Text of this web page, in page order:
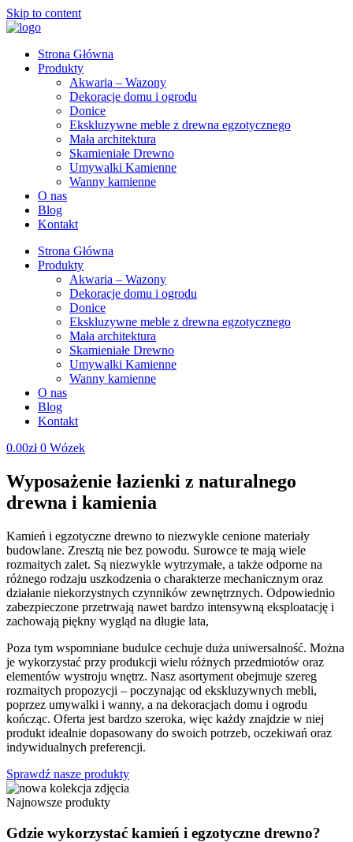
Skip to content
Strona Główna
Produkty
Akwaria – Wazony
Dekoracje domu i ogrodu
Donice
Ekskluzywne meble z drewna egzotycznego
Mała architektura
Skamieniałe Drewno
Umywalki Kamienne
Wanny kamienne
O nas
Blog
Kontakt
Strona Główna
Produkty
Akwaria – Wazony
Dekoracje domu i ogrodu
Donice
Ekskluzywne meble z drewna egzotycznego
Mała architektura
Skamieniałe Drewno
Umywalki Kamienne
Wanny kamienne
O nas
Blog
Kontakt
0.00zł 0 Wózek
Wyposażenie łazienki z naturalnego
drewna i kamienia
Kamień i egzotyczne drewno to niezwykle cenione materiały
budowlane. Zresztą nie bez powodu. Surowce te mają wiele
rozmaitych zalet. Są niezwykle wytrzymałe, a także odporne na
różnego rodzaju uszkodzenia o charakterze mechanicznym oraz
działanie niekorzystnych czynników zewnętrznych. Odpowiednio
zabezpieczone przetrwają nawet bardzo intensywną eksploatację i
zachowają piękny wygląd na długie lata,
Poza tym wspomniane budulce cechuje duża uniwersalność. Można
je wykorzystać przy produkcji wielu różnych przedmiotów oraz
elementów wystroju wnętrz. Nasz asortyment obejmuje szereg
rozmaitych propozycji – poczynając od ekskluzywnych mebli,
poprzez umywalki i wanny, a na dekoracjach domu i ogrodu
kończąc. Oferta jest bardzo szeroka, więc każdy znajdzie w niej
produkt idealnie dopasowany do swoich potrzeb, oczekiwań oraz
indywidualnych preferencji.
Sprawdź nasze produkty
Najnowsze produkty
Gdzie wykorzystać kamień i egzotyczne drewno?